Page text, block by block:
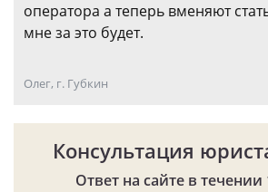
оператора а теперь вменяют
мне за это будет.
Олег, г. Губкин
Консультация
Ответ на сайте в